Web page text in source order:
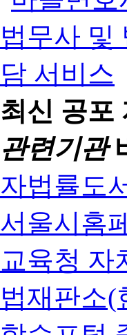
최신 공포
관련기관
자법률도
서울시홈
교육청 자
법재판소(